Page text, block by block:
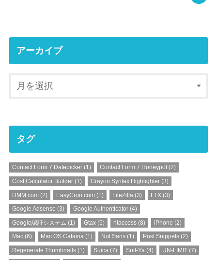
アーカイブ
タグ
Contact Form 7 Datepicker(1) Contact Form 7 Honeypot(2)
Cost Calculator Builder(1) Crayon Syntax Highlighter(3)
DMM.com (2) EasyCron.com (1) FileZilla (3) FTX (3)
Google Adsense (3) Google Authenticator(4)
Google認証システム (1) Gtax(5) htaccess (8) iPhone (2)
Mac(6) Mac OS Cataina(1) Not Sans (1) Post Snippets (2)
Regenerate Thumbnails(1) Suica(7) Suit-Ya (4) UN-LIMIT (7)